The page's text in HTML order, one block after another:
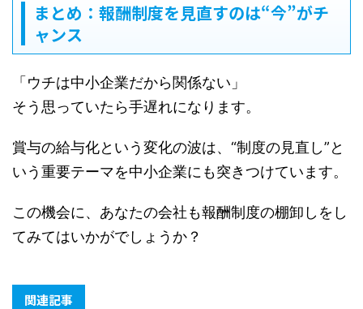
まとめ：報酬制度を見直すのは“今”がチ
ャンス
「ウチは中小企業だから関係ない」
そう思っていたら手遅れになります。
賞与の給与化という変化の波は、“制度の見直し”と
いう重要テーマを中小企業にも突きつけています。
この機会に、あなたの会社も報酬制度の棚卸しをし
てみてはいかがでしょうか？
関連記事